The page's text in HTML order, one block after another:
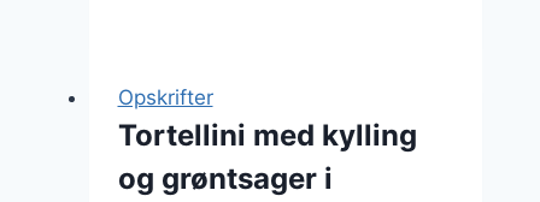
hurtig
middag
Opskrifter
Tortellini med kylling
og grøntsager i